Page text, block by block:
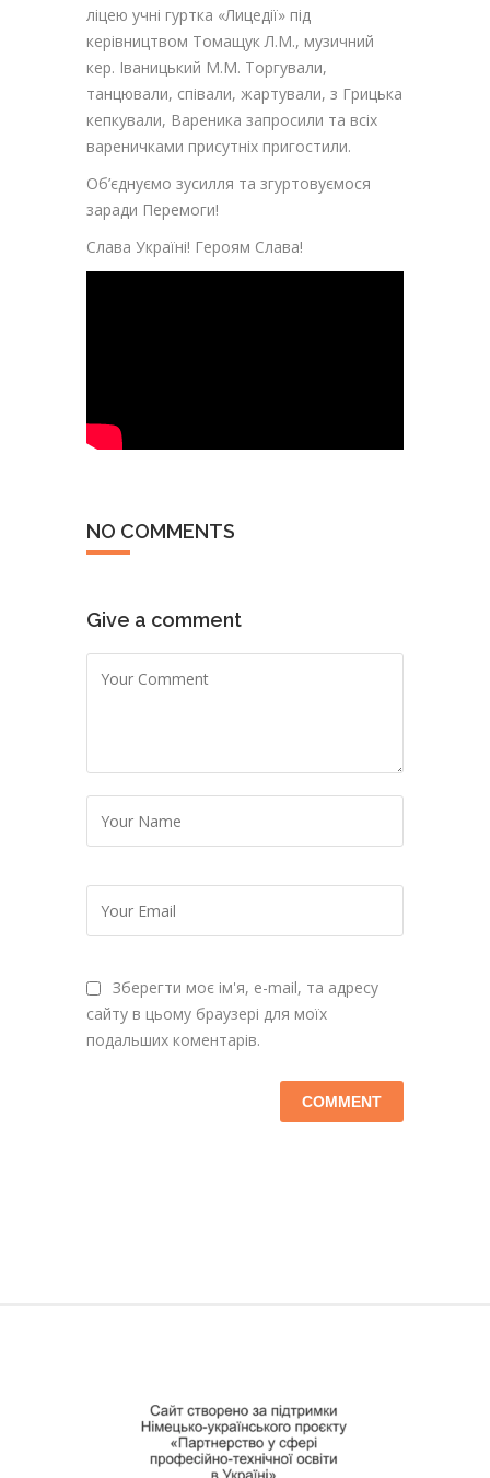
ліцею учні гуртка «Лицедії» під
керівництвом Томащук Л.М., музичний
кер. Іваницький М.М. Торгували,
танцювали, співали, жартували, з Грицька
кепкували, Вареника запросили та всіх
вареничками присутніх пригостили.
Об’єднуємо зусилля та згуртовуємося
заради Перемоги!
Слава Україні! Героям Слава!
NO COMMENTS
Give a comment
Зберегти моє ім'я, e-mail, та адресу
сайту в цьому браузері для моїх
подальших коментарів.